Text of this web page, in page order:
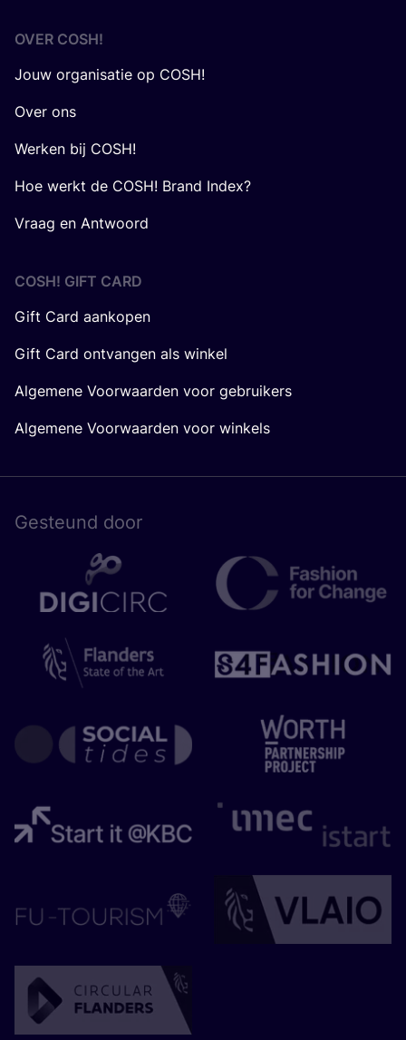
OVER COSH!
Jouw organisatie op COSH!
Over ons
Werken bij COSH!
Hoe werkt de COSH! Brand Index?
Vraag en Antwoord
COSH! GIFT CARD
Gift Card aankopen
Gift Card ontvangen als winkel
Algemene Voorwaarden voor gebruikers
Algemene Voorwaarden voor winkels
Gesteund door